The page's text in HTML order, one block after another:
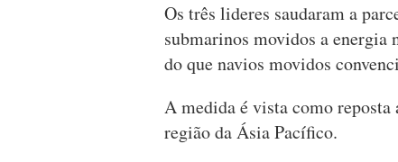
Os três lideres saudaram a
submarinos movidos a energia
do que navios movidos
A medida é vista como
região da Ásia Pacífico.